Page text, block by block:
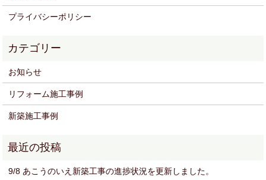
プライバシーポリシー
お知らせ
リフォーム施工事例
新築施工事例
9/8 あこうのいえ新築工事の進捗状況を更新しました。